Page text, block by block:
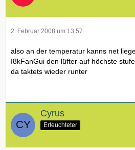
2. Februar 2008 um 13:57
also an der temperatur kanns net
I8kFanGui den lüfter auf höchste
da taktets wieder runter
Cyrus
Erleuchteter